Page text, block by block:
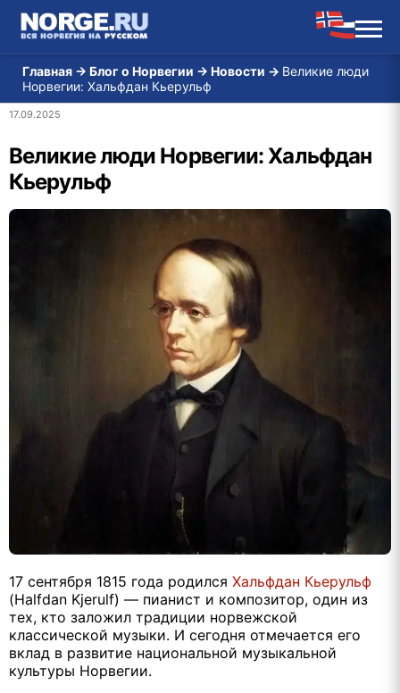
Главная → Блог о Норвегии → Новости → Великие люди
Норвегии: Хальфдан Кьерульф
17.09.2025
Великие люди Норвегии: Хальфдан
Кьерульф
17 сентября 1815 года родился Хальфдан Кьерульф
(Halfdan Kjerulf) — пианист и композитор, один из
тех, кто заложил традиции норвежской
классической музыки. И сегодня отмечается его
вклад в развитие национальной музыкальной
культуры Норвегии.